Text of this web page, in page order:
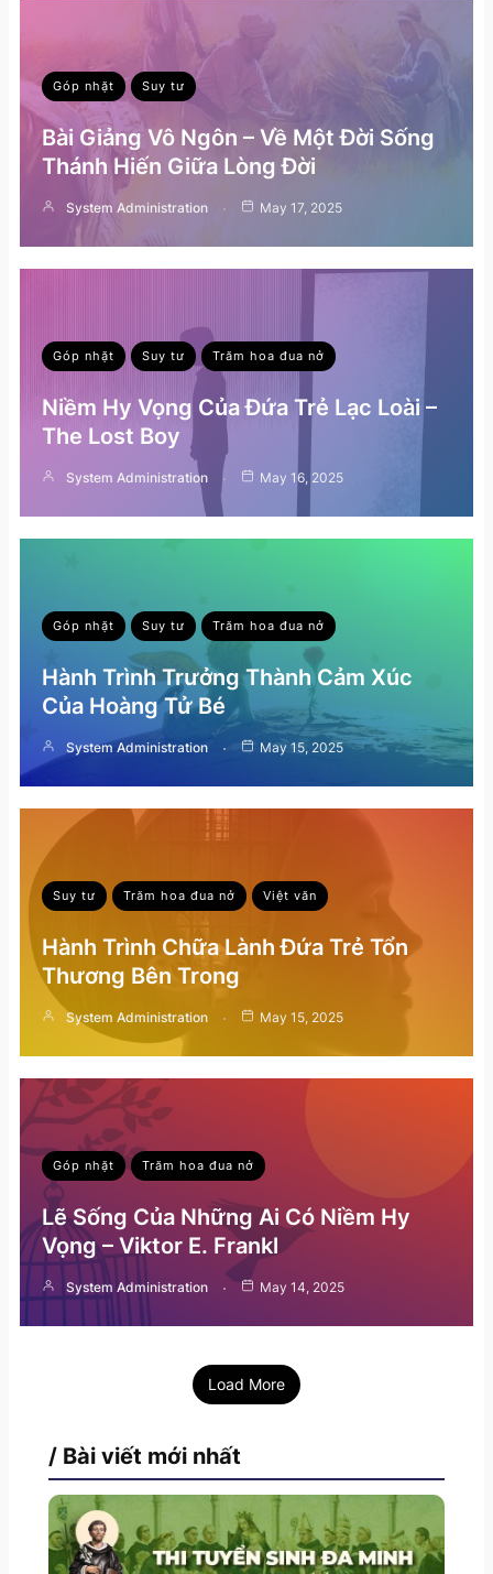
Góp nhặt Suy tư
Bài Giảng Vô Ngôn – Về Một Đời Sống
Thánh Hiến Giữa Lòng Đời
System Administration May 17, 2025
Góp nhặt Suy tư Trăm hoa đua nở
Niềm Hy Vọng Của Đứa Trẻ Lạc Loài –
The Lost Boy
System Administration May 16, 2025
Góp nhặt Suy tư Trăm hoa đua nở
Hành Trình Trưởng Thành Cảm Xúc
Của Hoàng Tử Bé
System Administration May 15, 2025
Suy tư Trăm hoa đua nở Việt văn
Hành Trình Chữa Lành Đứa Trẻ Tổn
Thương Bên Trong
System Administration May 15, 2025
Góp nhặt Trăm hoa đua nở
Lẽ Sống Của Những Ai Có Niềm Hy
Vọng – Viktor E. Frankl
System Administration May 14, 2025
Load More
/ Bài viết mới nhất